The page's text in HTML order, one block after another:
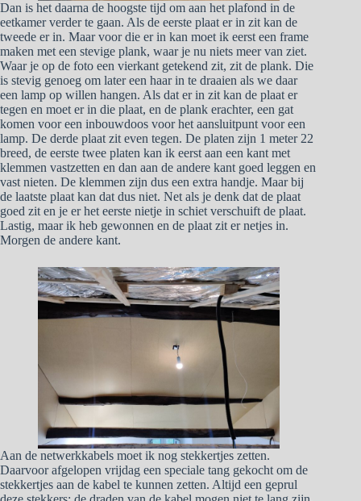
Dan is het daarna de hoogste tijd om aan het plafond in de
eetkamer verder te gaan. Als de eerste plaat er in zit kan de
tweede er in. Maar voor die er in kan moet ik eerst een frame
maken met een stevige plank, waar je nu niets meer van ziet.
Waar je op de foto een vierkant getekend zit, zit de plank. Die
is stevig genoeg om later een haar in te draaien als we daar
een lamp op willen hangen. Als dat er in zit kan de plaat er
tegen en moet er in die plaat, en de plank erachter, een gat
komen voor een inbouwdoos voor het aansluitpunt voor een
lamp. De derde plaat zit even tegen. De platen zijn 1 meter 22
breed, de eerste twee platen kan ik eerst aan een kant met
klemmen vastzetten en dan aan de andere kant goed leggen en
vast nieten. De klemmen zijn dus een extra handje. Maar bij
de laatste plaat kan dat dus niet. Net als je denk dat de plaat
goed zit en je er het eerste nietje in schiet verschuift de plaat.
Lastig, maar ik heb gewonnen en de plaat zit er netjes in.
Morgen de andere kant.
Aan de netwerkkabels moet ik nog stekkertjes zetten.
Daarvoor afgelopen vrijdag een speciale tang gekocht om de
stekkertjes aan de kabel te kunnen zetten. Altijd een geprul